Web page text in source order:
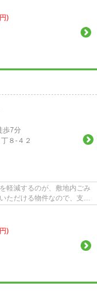
)
歩7分
丁８-４２
軽減するのが、敷地内ごみ
ただける物件なので、支払
)